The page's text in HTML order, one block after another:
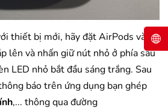
thiết bị mới, hãy đặt AirPods vào
lên và nhấn giữ nút nhỏ ở phía sau
LED nhỏ bắt đầu sáng trắng. Sau
báo trên ứng dụng bạn ghép
,... thông qua đường